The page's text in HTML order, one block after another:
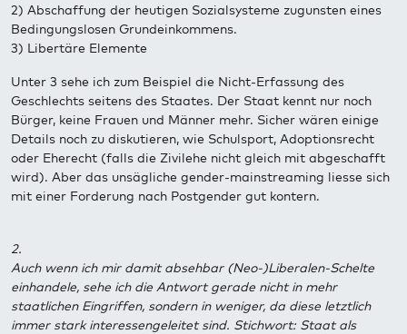
2) Abschaffung der heutigen Sozialsysteme zugunsten eines
Bedingungslosen Grundeinkommens.
3) Libertäre Elemente
Unter 3 sehe ich zum Beispiel die Nicht-Erfassung des
Geschlechts seitens des Staates. Der Staat kennt nur noch
Bürger, keine Frauen und Männer mehr. Sicher wären einige
Details noch zu diskutieren, wie Schulsport, Adoptionsrecht
oder Eherecht (falls die Zivilehe nicht gleich mit abgeschafft
wird). Aber das unsägliche gender-mainstreaming liesse sich
mit einer Forderung nach Postgender gut kontern.
2.
Auch wenn ich mir damit absehbar (Neo-)Liberalen-Schelte
einhandele, sehe ich die Antwort gerade nicht in mehr
staatlichen Eingriffen, sondern in weniger, da diese letztlich
immer stark interessengeleitet sind. Stichwort: Staat als